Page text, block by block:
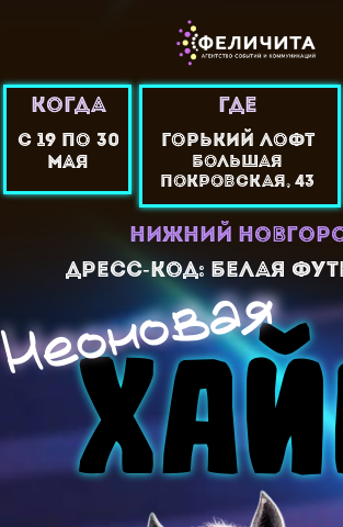
Дресс-код: Белая футболка!
11:00/13:30
/16:00/18:30
Горький лофт
с 19 по 30
мая
ХАЙП
ХАЙП
10+
туса
туса
Неоновая
нижний новгород